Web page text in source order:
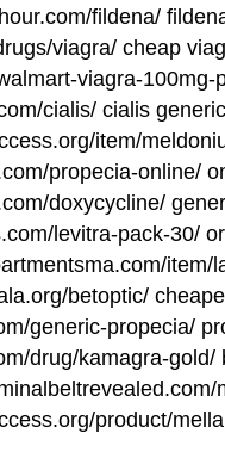
fildena/
viagra/ cheap
viagra-100mg-
cialis/ cialis
item/
propecia-online/
doxycycline/
levitra-pack-30/
item/
betoptic/
generic-propecia/
drug/kamagra-
product/